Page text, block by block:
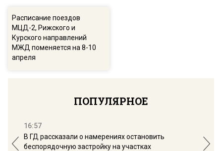
Расписание поездов
МЦД-2, Рижского и
Курского направлений
МЖД поменяется на 8-10
апреля
ПОПУЛЯРНОЕ
16:57
В ГД рассказали о намерениях остановить
беспорядочную застройку на участках